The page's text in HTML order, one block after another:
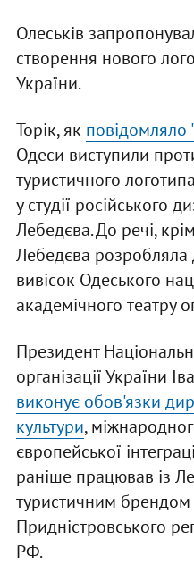
Олеськів
створення нового
України.
Торік, як повідомляло
Одеси виступили
туристичного
у студії російського
Лебедєва. До речі,
Лебедєва
вивісок Одеського
академічного театру
Президент
організації України
виконує обов'язки
культури,
європейської
раніше працював із
туристичним брендом
Придністровського
РФ.